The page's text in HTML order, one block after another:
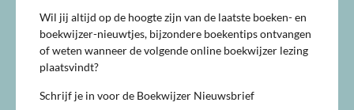
Wil jij altijd op de hoogte zijn van de laatste boeken- en
boekwijzer-nieuwtjes, bijzondere boekentips ontvangen
of weten wanneer de volgende online boekwijzer lezing
plaatsvindt?
Schrijf je in voor de Boekwijzer Nieuwsbrief